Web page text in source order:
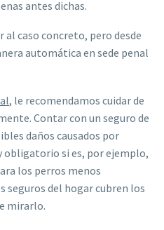
antes dichas.
al caso concreto, pero desde
automática en sede penal
, le recomendamos cuidar de
Contar con un seguro de
daños causados por
obligatorio si es, por ejemplo,
los perros menos
del hogar cubren los
mirarlo.